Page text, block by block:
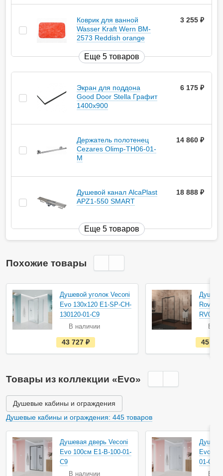
Коврик для ванной
Wasser Kraft Wern BM-
2573 Reddish orange
3 255
Еще 5 товаров
Экран для поддона
Good Door Stella Графит
1400x900
6 175
Держатель полотенец
Cezares Olimp-TH06-01-
M
14 860
Душевой канал AlcaPlast
APZ1-550 SMART
18 888
Еще 5 товаров
Похожие товары
Душевой уголок Veconi
Evo 130х120 E1-SP-CH-
130120-01-C9
В наличии
е
с
т
а
и
ч
и
и
43 727
Акция
Rovigo
В
45
Товары из коллекции «Evo»
Душевые кабины и ограждения
Душевые кабины и ограждения: 445 товаров
Душевая дверь Veconi
Evo 100см E1-B-100-01-
C9
В наличии
Evo
01-C9
В